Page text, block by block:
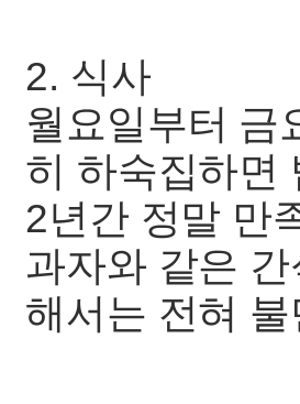
2. 식사
월요일부터 금
히 하숙집하면
2년간 정말 만
과자와 같은
해서는 전혀